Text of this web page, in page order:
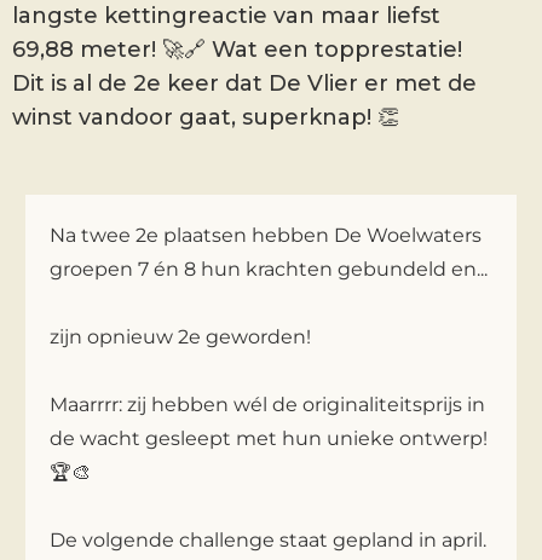
langste kettingreactie van maar liefst
69,88 meter! 🚀🔗 Wat een topprestatie!
Dit is al de 2e keer dat De Vlier er met de
winst vandoor gaat, superknap! 👏
Na twee 2e plaatsen hebben De Woelwaters
groepen 7 én 8 hun krachten gebundeld en...
zijn opnieuw 2e geworden!
Maarrrr: zij hebben wél de originaliteitsprijs in
de wacht gesleept met hun unieke ontwerp!
🏆🎨
De volgende challenge staat gepland in april.